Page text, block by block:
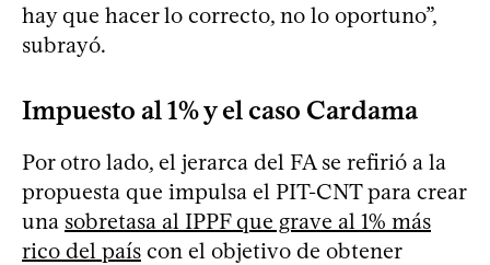
hay que hacer lo correcto, no lo oportuno”,
subrayó.
Impuesto al 1% y el caso Cardama
Por otro lado, el jerarca del FA se refirió a la
propuesta que impulsa el PIT-CNT para crear
una sobretasa al IPPF que grave al 1% más
rico del país con el objetivo de obtener